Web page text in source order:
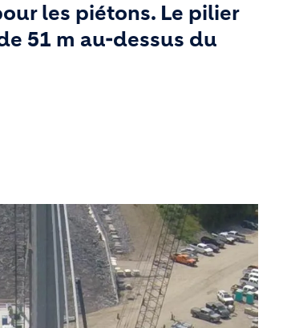
les piétons. Le pilier
51 m au-dessus du